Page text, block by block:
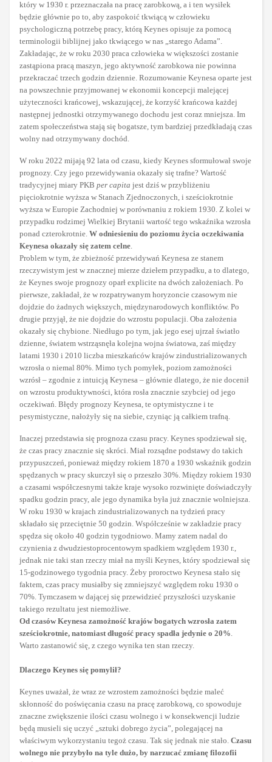
który w 1930 r. przeznaczała na pracę zarobkową, a i ten wysiłek
będzie głównie po to, aby zaspokoić tkwiącą w człowieku
psychologiczną potrzebę pracy, którą Keynes opisuje za pomocą
terminologii biblijnej jako tkwiącego w nas „starego Adama”.
Zakładając, że w roku 2030 praca człowieka w większości zostanie
zastąpiona pracą maszyn, jego aktywność zarobkowa nie powinna
przekraczać trzech godzin dziennie. Rozumowanie Keynesa oparte jest
na powszechnie przyjmowanej w ekonomii koncepcji malejącej
użyteczności krańcowej, wskazującej, że korzyść krańcowa każdej
następnej jednostki otrzymywanego dochodu jest coraz mniejsza. Im
zatem społeczeństwa stają się bogatsze, tym bardziej przedkładają czas
wolny nad otrzymywany dochód.
W roku 2022 mijają 92 lata od czasu, kiedy Keynes sformułował swoje
prognozy. Czy jego przewidywania okazały się trafne? Wartość
tradycyjnej miary PKB per capita jest dziś w przybliżeniu
pięciokrotnie wyższa w Stanach Zjednoczonych, i sześciokrotnie
wyższa w Europie Zachodniej w porównaniu z rokiem 1930. Z kolei w
przypadku rodzimej Wielkiej Brytanii wartość tego wskaźnika wzrosła
ponad czterokrotnie. W odniesieniu do poziomu życia oczekiwania
Keynesa okazały się zatem celne.
Problem w tym, że zbieżność przewidywań Keynesa ze stanem
rzeczywistym jest w znacznej mierze dziełem przypadku, a to dlatego,
że Keynes swoje prognozy oparł explicite na dwóch założeniach. Po
pierwsze, zakładał, że w rozpatrywanym horyzoncie czasowym nie
dojdzie do żadnych większych, międzynarodowych konfliktów. Po
drugie przyjął, że nie dojdzie do wzrostu populacji. Oba założenia
okazały się chybione. Niedługo po tym, jak jego esej ujrzał światło
dzienne, światem wstrząsnęła kolejna wojna światowa, zaś między
latami 1930 i 2010 liczba mieszkańców krajów zindustrializowanych
wzrosła o niemal 80%. Mimo tych pomyłek, poziom zamożności
wzrósł – zgodnie z intuicją Keynesa – głównie dlatego, że nie docenił
on wzrostu produktywności, która rosła znacznie szybciej od jego
oczekiwań. Błędy prognozy Keynesa, te optymistyczne i te
pesymistyczne, nałożyły się na siebie, czyniąc ją całkiem trafną.
Inaczej przedstawia się prognoza czasu pracy. Keynes spodziewał się,
że czas pracy znacznie się skróci. Miał rozsądne podstawy do takich
przypuszczeń, ponieważ między rokiem 1870 a 1930 wskaźnik godzin
spędzanych w pracy skurczył się o przeszło 30%. Między rokiem 1930
a czasami współczesnymi także kraje wysoko rozwinięte doświadczyły
spadku godzin pracy, ale jego dynamika była już znacznie wolniejsza.
W roku 1930 w krajach zindustrializowanych na tydzień pracy
składało się przeciętnie 50 godzin. Współcześnie w zakładzie pracy
spędza się około 40 godzin tygodniowo. Mamy zatem nadal do
czynienia z dwudziestoprocentowym spadkiem względem 1930 r.,
jednak nie taki stan rzeczy miał na myśli Keynes, który spodziewał się
15-godzinowego tygodnia pracy. Żeby proroctwo Keynesa stało się
faktem, czas pracy musiałby się zmniejszyć względem roku 1930 o
70%. Tymczasem w dającej się przewidzieć przyszłości uzyskanie
takiego rezultatu jest niemożliwe.
Od czasów Keynesa zamożność krajów bogatych wzrosła zatem
sześciokrotnie, natomiast długość pracy spadła jedynie o 20%.
Warto zastanowić się, z czego wynika ten stan rzeczy.
Dlaczego Keynes się pomylił?
Keynes uważał, że wraz ze wzrostem zamożności będzie maleć
skłonność do poświęcania czasu na pracę zarobkową, co spowoduje
znaczne zwiększenie ilości czasu wolnego i w konsekwencji ludzie
będą musieli się uczyć „sztuki dobrego życia”, polegającej na
właściwym wykorzystaniu tegoż czasu. Tak się jednak nie stało. Czasu
wolnego nie przybyło na tyle dużo, by narzucać zmianę filozofii